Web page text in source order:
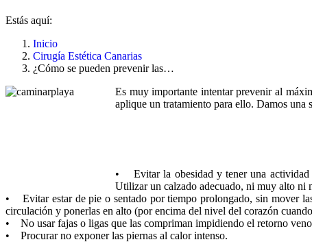
Estás aquí:
Inicio
Cirugía Estética Canarias
¿Cómo se pueden prevenir las…
Es muy importante intentar prevenir al
aplique un tratamiento para ello. Damos una
• Evitar la obesidad y tener una actividad
Utilizar un calzado adecuado, ni muy alto ni
• Evitar estar de pie o sentado por tiempo prolongado, sin mover
circulación y ponerlas en alto (por encima del nivel del corazón
• No usar fajas o ligas que las compriman impidiendo el retorno
• Procurar no exponer las piernas al calor intenso.